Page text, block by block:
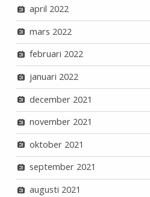
april 2022
mars 2022
februari 2022
januari 2022
december 2021
november 2021
oktober 2021
september 2021
augusti 2021